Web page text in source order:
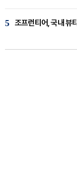
5 조프런티어, 국내 뷰